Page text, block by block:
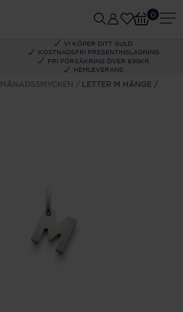
VI KÖPER DITT GULD
KOSTNADSFRI PRESENTINSLAGNING
FRI FÖRSÄKRING ÖVER 695KR
HEMLEVERANS
0
MÅNADSSMYCKEN LETTER M HÄNGE